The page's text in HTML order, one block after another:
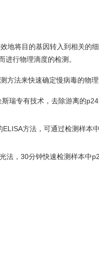
地将目的基因转入到相关的
行物理滴度的检测。
方法来快速确定慢病毒的物理
斯瑞专有技术，去除游离的
ELISA方法，可通过检测样本
法，30分钟快速检测样本中